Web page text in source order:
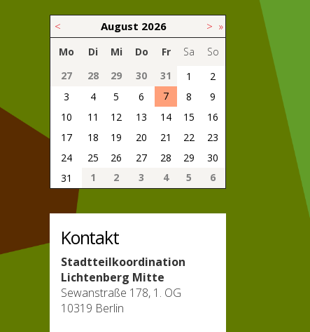
< August 2026 > »
Mo Di Mi Do Fr Sa
So
27
28 29 30 31 1
2
3
4 5 6 7 8
9
10
11 12 13 14 15
16
17
18 19 20 21 22
23
24
25 26 27 28 29
30
31
1 2 3 4 5 6
Kontakt
Stadtteilkoordination
Lichtenberg Mitte
Sewanstraße 178, 1. OG
10319 Berlin